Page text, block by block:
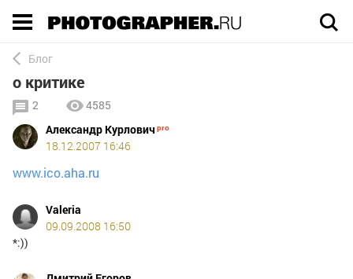
Блог
о критике
2
4585
Александр Курлович
18.12.2007 16:46
www.ico.aha.ru
Valeria
09.09.2008 16:50
*:))